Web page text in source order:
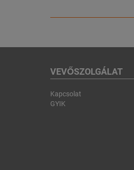
VEVŐSZOLGÁLAT
Kapcsolat
GYIK